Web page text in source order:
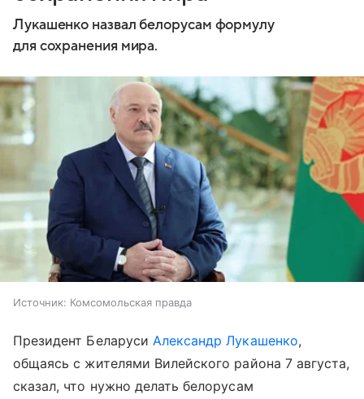
Лукашенко назвал белорусам формулу
для сохранения мира.
Источник: Комсомольская правда
Президент Беларуси Александр Лукашенко,
общаясь с жителями Вилейского района 7 августа,
сказал, что нужно делать белорусам